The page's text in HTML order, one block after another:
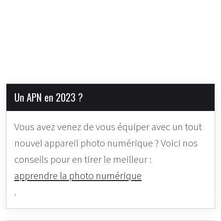
Un APN en 2023 ?
Vous avez venez de vous équiper avec un tout
nouvel appareil photo numérique ? Voici nos
conseils pour en tirer le meilleur :
apprendre la photo numérique
.